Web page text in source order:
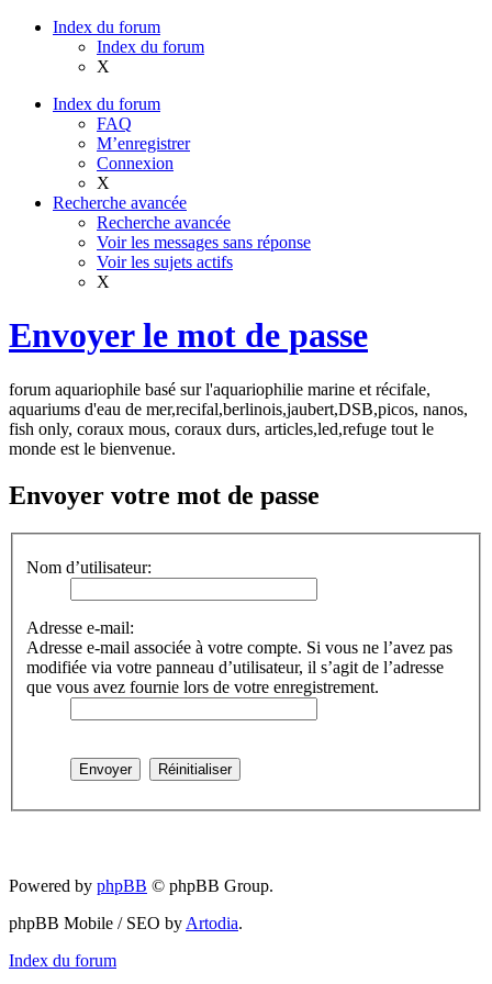
Index du forum
Index du forum
X
Index du forum
FAQ
M’enregistrer
Connexion
X
Recherche avancée
Recherche avancée
Voir les messages sans réponse
Voir les sujets actifs
X
Envoyer le mot de passe
forum aquariophile basé sur l'aquariophilie marine et récifale,
aquariums d'eau de mer,recifal,berlinois,jaubert,DSB,picos, nanos,
fish only, coraux mous, coraux durs, articles,led,refuge tout le
monde est le bienvenue.
Envoyer votre mot de passe
Nom d’utilisateur:
Adresse e-mail:
Adresse e-mail associée à votre compte. Si vous ne l’avez pas
modifiée via votre panneau d’utilisateur, il s’agit de l’adresse
que vous avez fournie lors de votre enregistrement.
Powered by phpBB © phpBB Group.
phpBB Mobile / SEO by Artodia.
Index du forum